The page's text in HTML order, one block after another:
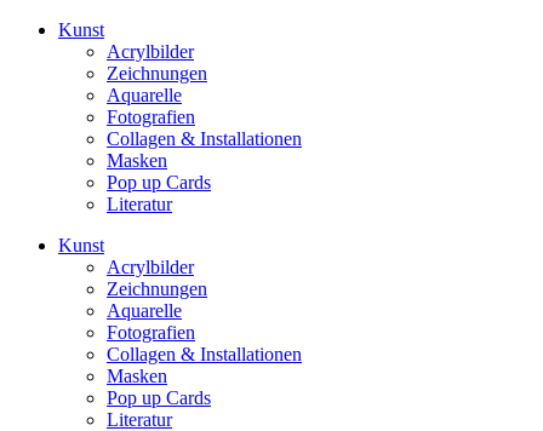
Kunst
Acrylbilder
Zeichnungen
Aquarelle
Fotografien
Collagen & Installationen
Masken
Pop up Cards
Literatur
Kunst
Acrylbilder
Zeichnungen
Aquarelle
Fotografien
Collagen & Installationen
Masken
Pop up Cards
Literatur